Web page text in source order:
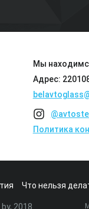
Мы
Адрес:
Политика
Что нельзя
2018